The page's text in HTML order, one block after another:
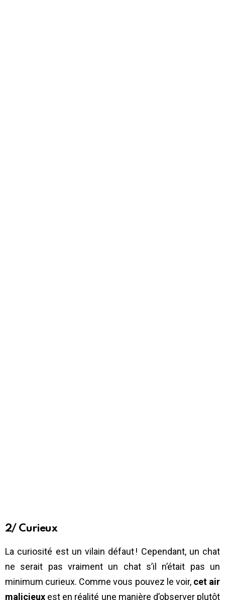
2/ Curieux
La curiosité est un vilain défaut ! Cependant, un chat
ne serait pas vraiment un chat s’il n’était pas un
minimum curieux. Comme vous pouvez le voir,cet air
malicieux est en réalité une manière d’observer plutôt